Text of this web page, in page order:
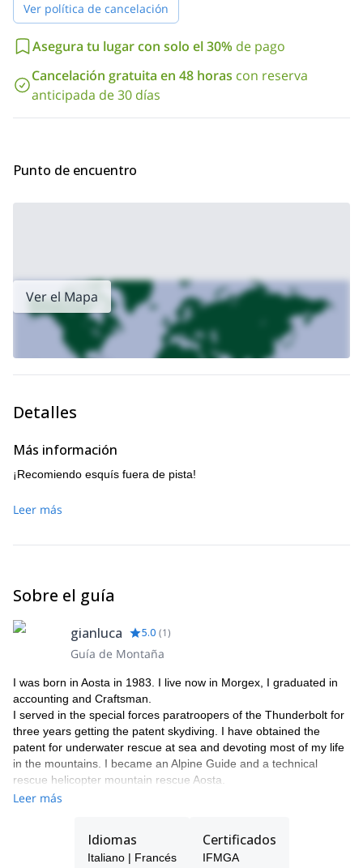
Así que, si estás listo para esta increíble aventura de esquí de
travesía en Mont Blanc-Vallée Blanche por favor contáctame.
¡Estoy seguro de que nunca olvidarás la experiencia!
Blanc, revisa miascenso de 2 días al Mont Blanc vía Ruta de
Gouter.
Ver política de cancelación
Asegura tu lugar con solo el 30% de pago
Cancelación gratuita en 48 horas con reserva
anticipada de 30 días
Punto de encuentro
Ver el Mapa
Detalles
Más información
¡Recomiendo esquís fuera de pista!
Leer más
Sobre el guía
gianluca 5.0 (1)
Guía de Montaña
I was born in Aosta in 1983. I live now in Morgex, I graduated in
accounting and Craftsman.
I served in the special forces paratroopers of the Thunderbolt for
three years getting the patent skydiving. I have obtained the
patent for underwater rescue at sea and devoting most of my life
in the mountains. I became an Alpine Guide and a technical
rescue helicopter mountain rescue Aosta.
I'm now part of the "Guides Society of Courmayeur."
Spur Brenva and Major, the Swiss and Voyage Selon Gulliver to
the Grand Capucin, Super Couloir, Pilier Gervasutti the Tacul,
Leer más
Idiomas
Italiano | Francés
Certificados
IFMGA